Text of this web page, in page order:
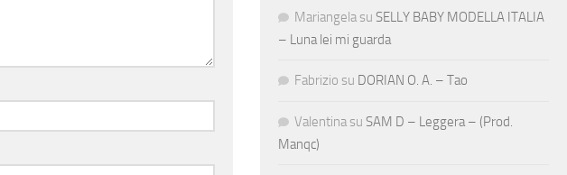
Mariangela su SELLY BABY MODELLA ITALIA
– Luna lei mi guarda
Fabrizio su DORIAN O. A. – Tao
Valentina su SAM D – Leggera – (Prod.
Manqc)